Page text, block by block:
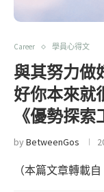
Career 學員心得文
與其努力做
好你本來就
《優勢探索
byBetweenGos
（本篇文章轉載